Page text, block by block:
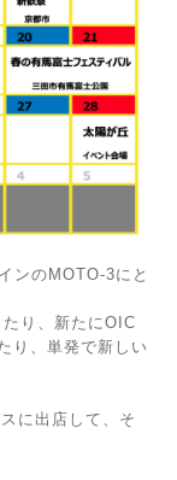
ンのMOTO-3にと
り、新たにOIC
り、単発で新しい
に出店して、そ